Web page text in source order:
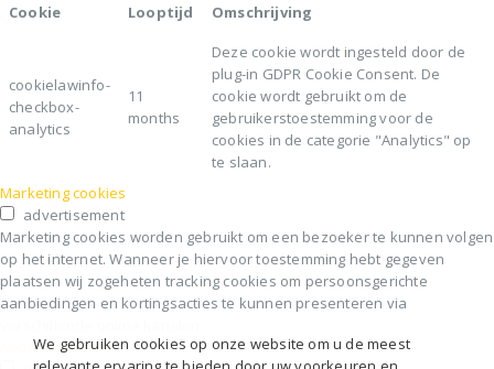
We gebruiken cookies op onze website om u de meest
Cookie
Looptijd Omschrijving
cookielawinfo-
checkbox-
analytics
11
months
Deze cookie wordt ingesteld door de
plug-in GDPR Cookie Consent. De
cookie wordt gebruikt om de
gebruikerstoestemming voor de
cookies in de categorie "Analytics" op
te slaan.
Marketing cookies
advertisement
Marketing cookies worden gebruikt om een bezoeker te kunnen volgen
op het internet. Wanneer je hiervoor toestemming hebt gegeven
plaatsen wij zogeheten tracking cookies om persoonsgerichte
aanbiedingen en kortingsacties te kunnen presenteren via
Andere cookies